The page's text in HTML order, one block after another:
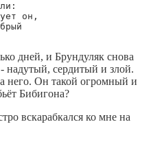
он,
дней, и Брундуляк снова
надутый, сердитый и злой.
него. Он такой огромный и
Бибигона?
вскарабкался ко мне на